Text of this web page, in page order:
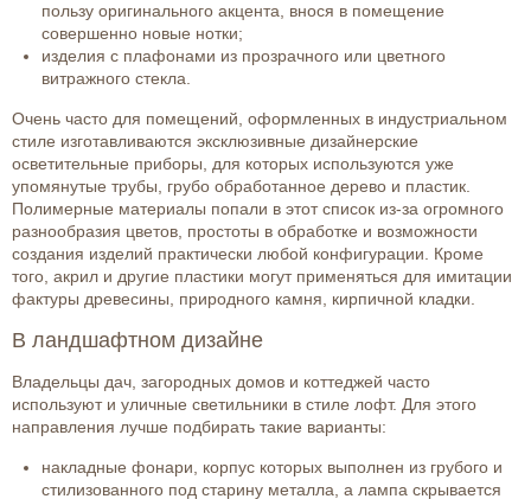
пользу оригинального акцента, внося в помещение
совершенно новые нотки;
изделия с плафонами из прозрачного или цветного
витражного стекла.
Очень часто для помещений, оформленных в индустриальном
стиле изготавливаются эксклюзивные дизайнерские
осветительные приборы, для которых используются уже
упомянутые трубы, грубо обработанное дерево и пластик.
Полимерные материалы попали в этот список из-за огромного
разнообразия цветов, простоты в обработке и возможности
создания изделий практически любой конфигурации. Кроме
того, акрил и другие пластики могут применяться для имитации
фактуры древесины, природного камня, кирпичной кладки.
В ландшафтном дизайне
Владельцы дач, загородных домов и коттеджей часто
используют и уличные светильники в стиле лофт. Для этого
направления лучше подбирать такие варианты:
накладные фонари, корпус которых выполнен из грубого и
стилизованного под старину металла, а лампа скрывается